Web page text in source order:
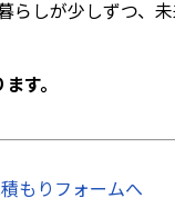
しが少しずつ、
す。
もりフォームへ